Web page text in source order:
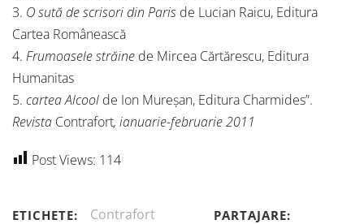
3. O sută de scrisori din Paris de Lucian Raicu, Editura
Cartea Românească
4. Frumoasele străine de Mircea Cărtărescu, Editura
Humanitas
5. cartea Alcool de Ion Mureșan, Editura Charmides”.
Revista Contrafort, ianuarie-februarie 2011
Post Views: 114
ETICHETE: Contrafort PARTAJARE: